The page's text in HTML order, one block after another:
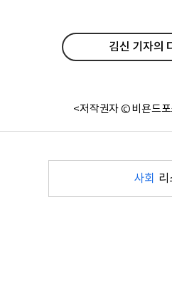
김신 기자의
<저작권자 © 비욘드
사회 리